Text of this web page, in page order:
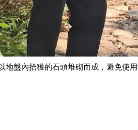
地盤內拾獲的石頭堆砌而成，避免使